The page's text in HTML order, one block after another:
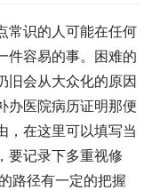
常识的人可能在任何
件容易的事。困难的
旧会从大众化的原因
办医院病历证明那便
，在这里可以填写当
要记录下多重视修
路径有一定的把握